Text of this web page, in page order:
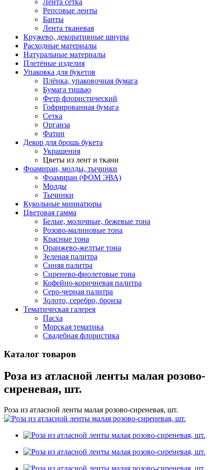
Репсовые ленты
Банты
Лента тканевая
Кружево, декоративные шнуры
Расходные материалы
Натуральные материалы
Плетёные изделия
Упаковка для букетов
Плёнка, упаковочная бумага
Бумага тишью
Фетр флористический
Гофрированная бумага
Сетка
Органза
Фатин
Декор для брошь букета
Украшения
Цветы из лент и ткани
Фоамиран, молды, тычинки
Фоамиран (ФОМ ЭВА)
Молды
Тычинки
Кукольные миниатюры
Цветовая гамма
Белые, молочные, бежевые тона
Розово-малиновые тона
Красные тона
Оранжево-желтые тона
Зеленая палитра
Синяя палитра
Сиренево-фиолетовые тона
Кофейно-коричневая палитра
Серо-черная палитра
Золото, серебро, бронза
Тематическая галерея
Пасха
Морская тематика
Свадебная флористика
Каталог товаров
Роза из атласной ленты малая розово-
сиреневая, шт.
Роза из атласной ленты малая розово-сиреневая, шт.